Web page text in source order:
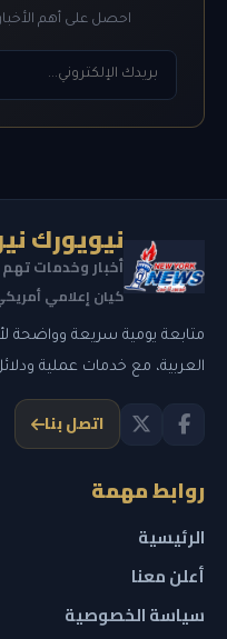
احصل على أهم
نيويورك
أخبار وخدمات تهم
كيان إعلامي أمريكي
متابعة يومية سريعة وواضحة
العربية، مع خدمات عملية
اتصل بنا
روابط مهمة
الرئيسية
أعلن معنا
سياسة الخصوصية